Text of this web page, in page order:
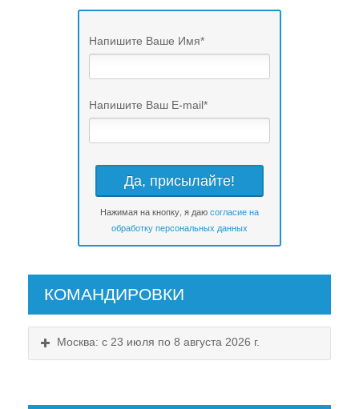
Напишите Ваше Имя*
Напишите Ваш E-mail*
Нажимая на кнопку, я даюсогласие на
обработку персональных данных
КОМАНДИРОВКИ
Москва: с 23 июля по 8 августа 2026 г.